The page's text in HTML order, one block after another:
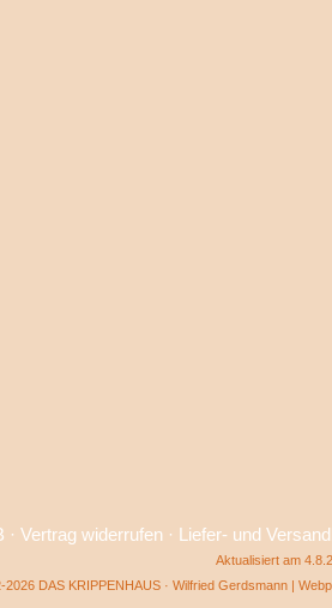
· Vertrag widerrufen · Liefer- und
Aktualisiert am
2026 DAS KRIPPENHAUS · Wilfried Gerdsmann |